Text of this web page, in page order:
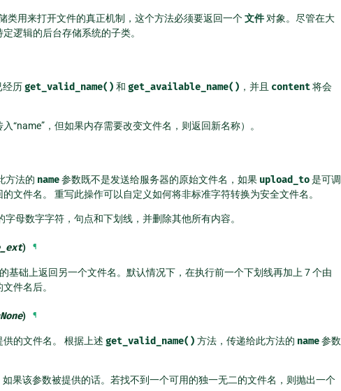
类用来打开文件的真正机制，这个方法必须要返回一个文件 对象。尽管在大
逻辑的后台存储系统的子类。
经历get_valid_name() 和 get_available_name() ，并且 content将会
“name”，但如果内存需要改变文件名，则返回新名称）。
方法的 name参数既不是发送给服务器的原始文件名，如果 upload_to是可调
文件名。 重写此操作可以自定义如何将非标准字符转换为安全文件名。
母数字字符，句点和下划线，并删除其他所有内容。
) ¶
基础上返回另一个文件名。默认情况下，在执行前一个下划线再加上 7 个由
件名后。
None) ¶
的文件名。 根据上述 get_valid_name() 方法，传递给此方法的 name参数
如果该参数被提供的话。若找不到一个可用的独一无二的文件名，则抛出一个